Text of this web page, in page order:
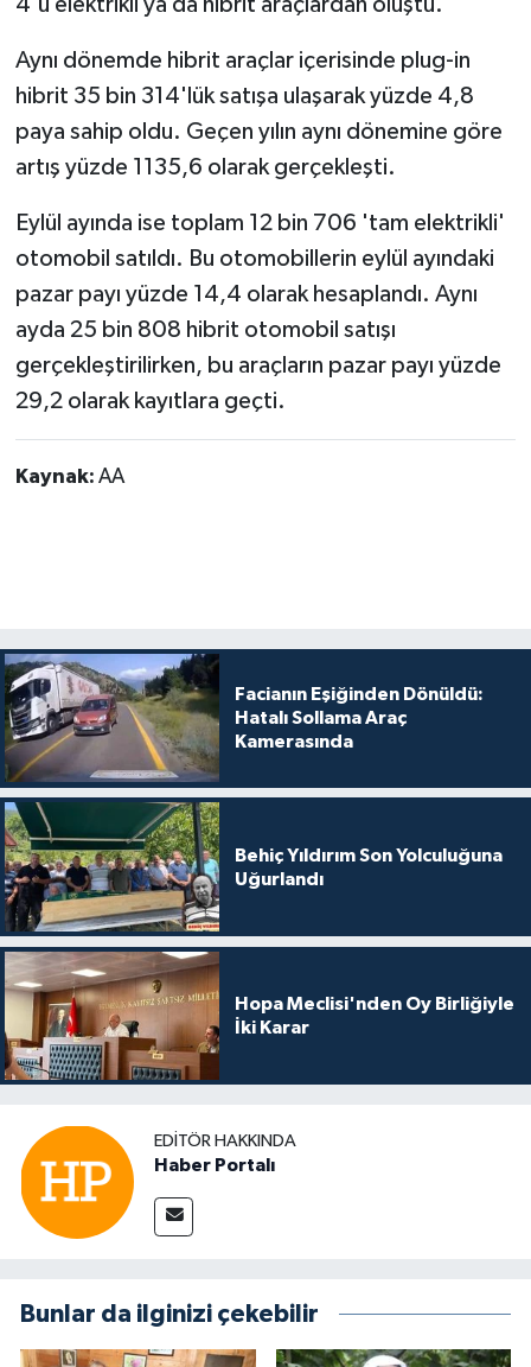
4'ü elektrikli ya da hibrit araçlardan oluştu.
Aynı dönemde hibrit araçlar içerisinde plug-in
hibrit 35 bin 314'lük satışa ulaşarak yüzde 4,8
paya sahip oldu. Geçen yılın aynı dönemine göre
artış yüzde 1135,6 olarak gerçekleşti.
Eylül ayında ise toplam 12 bin 706 'tam elektrikli'
otomobil satıldı. Bu otomobillerin eylül ayındaki
pazar payı yüzde 14,4 olarak hesaplandı. Aynı
ayda 25 bin 808 hibrit otomobil satışı
gerçekleştirilirken, bu araçların pazar payı yüzde
29,2 olarak kayıtlara geçti.
Kaynak: AA
Facianın Eşiğinden Dönüldü:
Hatalı Sollama Araç
Kamerasında
Behiç Yıldırım Son Yolculuğuna
Uğurlandı
Hopa Meclisi'nden Oy Birliğiyle
İki Karar
EDITÖR HAKKINDA
Haber Portalı
Bunlar da ilginizi çekebilir